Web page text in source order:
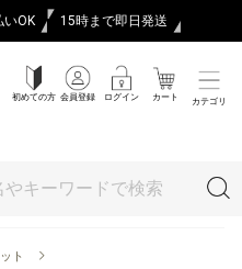
いOK 15時まで即日発送
初めての方 会員登録 ログイン カート カテゴリ
ト